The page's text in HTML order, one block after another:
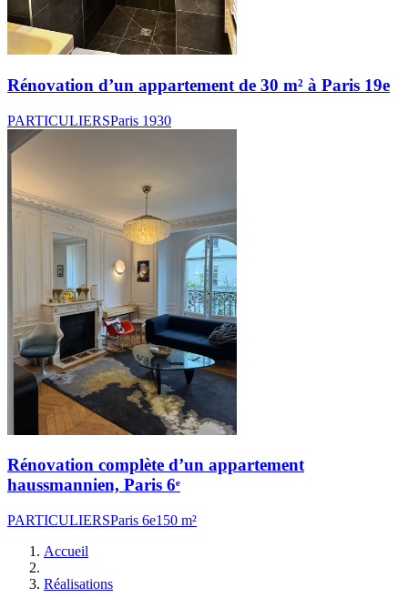
Rénovation d’un appartement de 30 m² à Paris 19e
PARTICULIERSParis 1930
Rénovation complète d’un appartement
haussmannien, Paris 6ᵉ
PARTICULIERSParis 6e150 m²
Accueil
Réalisations